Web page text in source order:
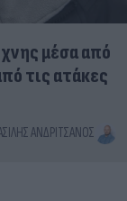
μέσα από
τις ατάκες
ΑΝΔΡΙΤΣΆΝΟΣ